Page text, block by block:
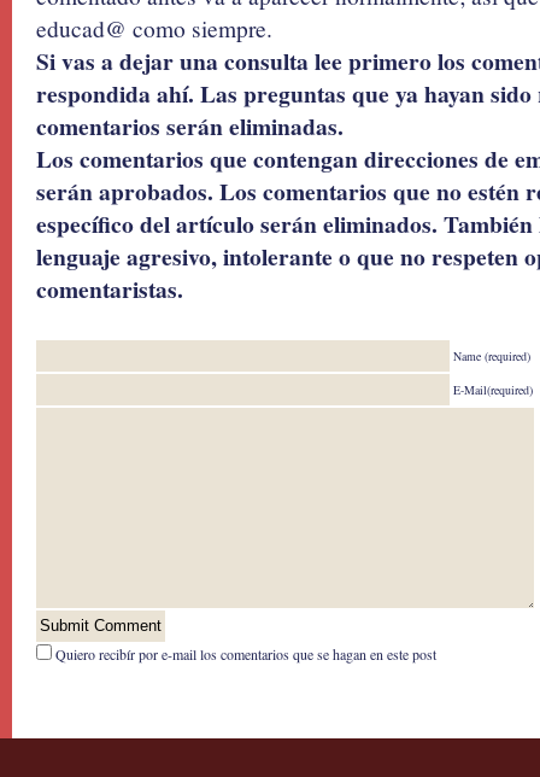
educad@ como siempre.
Si vas a dejar una consulta lee primero los
respondida ahí. Las preguntas que ya hayan
comentarios serán eliminadas.
Los comentarios que contengan direcciones de
serán aprobados. Los comentarios que no estén
específico del artículo serán eliminados.
lenguaje agresivo, intolerante o que no respeten
comentaristas.
Name (required)
E-Mail(required)
Quiero recibír por e-mail los comentarios que se hagan en este post